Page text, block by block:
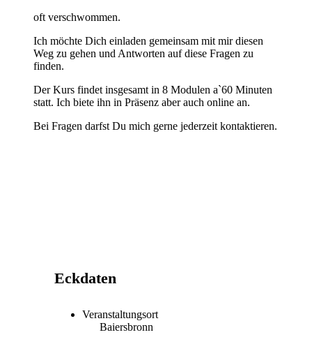
oft verschwommen.
Ich möchte Dich einladen gemeinsam mit mir diesen
Weg zu gehen und Antworten auf diese Fragen zu
finden.
Der Kurs findet insgesamt in 8 Modulen a`60 Minuten
statt. Ich biete ihn in Präsenz aber auch online an.
Bei Fragen darfst Du mich gerne jederzeit kontaktieren.
Eckdaten
Veranstaltungsort
Baiersbronn